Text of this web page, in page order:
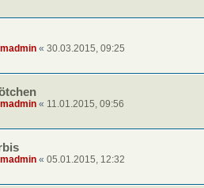
« 30.03.2015, 09:25
« 11.01.2015, 09:56
« 05.01.2015, 12:32